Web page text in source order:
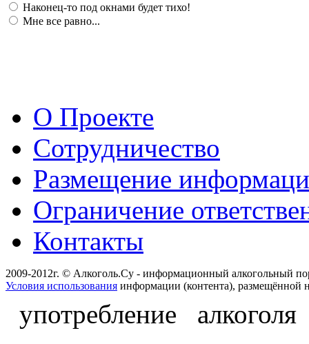
Наконец-то под окнами будет тихо!
Мне все равно...
О Проекте
Сотрудничество
Размещение
Ограничение
Контакты
2009-2012г. © Алкоголь.Су - информационный алкогольный
Условия использования информации (контента), размещённой
употребление